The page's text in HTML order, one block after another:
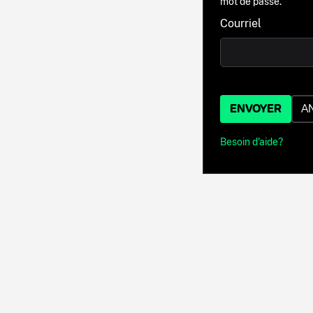
Courriel
ENVOYER
Besoin d'aide?